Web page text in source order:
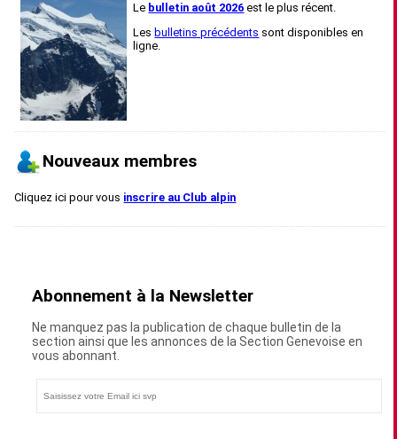
Le bulletin août 2026 est le plus récent.
Les bulletins précédents sont disponibles en
ligne.
Nouveaux membres
Cliquez ici pour vous inscrire au Club alpin
Abonnement à la Newsletter
Ne manquez pas la publication de chaque bulletin de la
section ainsi que les annonces de la Section Genevoise en
vous abonnant.